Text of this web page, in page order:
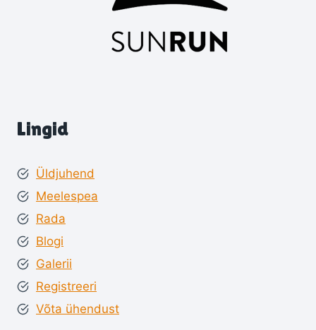
Lingid
Üldjuhend
Meelespea
Rada
Blogi
Galerii
Registreeri
Võta ühendust